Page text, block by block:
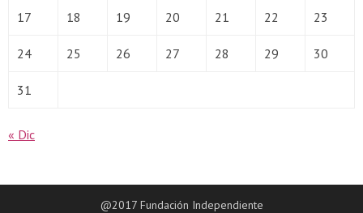
17 18 19 20 21 22 23
24 25 26 27 28 29 30
31
« Dic
@2017 Fundación Independiente